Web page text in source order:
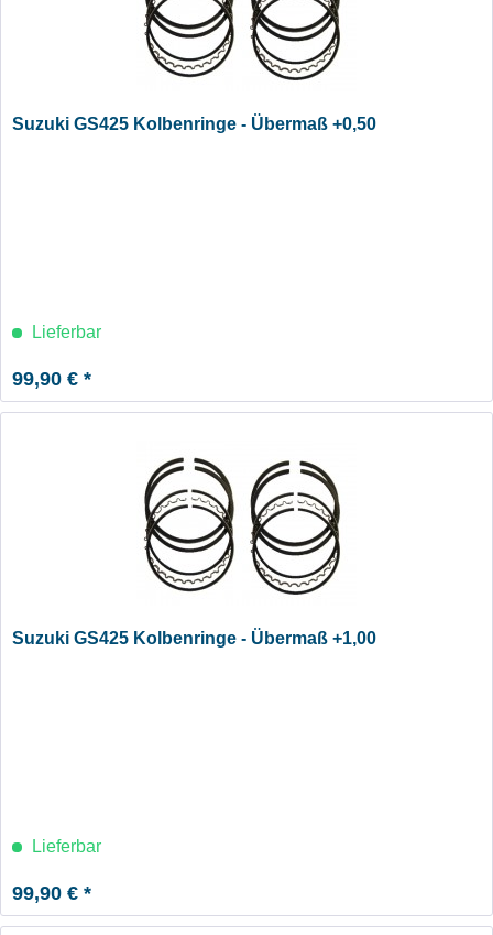
Suzuki GS425 Kolbenringe - Übermaß +0,50
Lieferbar
99,90 € *
Suzuki GS425 Kolbenringe - Übermaß +1,00
Lieferbar
99,90 € *